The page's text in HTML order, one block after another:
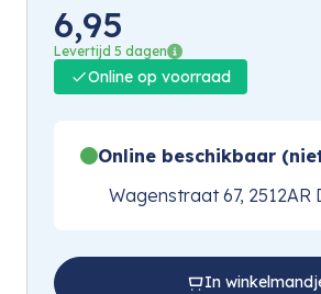
6,95
Levertijd 5 dagen
Online op voorraad
Online beschikbaar
Wagenstraat 67, 2512AR
In